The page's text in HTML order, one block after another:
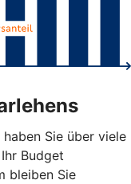
Sie über viele
Budget
bleiben Sie